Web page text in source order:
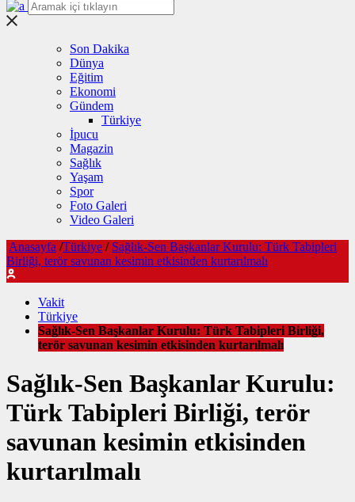
Son Dakika
Dünya
Eğitim
Ekonomi
Gündem
Türkiye
İpucu
Magazin
Sağlık
Yaşam
Spor
Foto Galeri
Video Galeri
Anasayfa /Türkiye / Sağlık-Sen Başkanlar Kurulu: Türk Tabipleri
Birliği, terör savunan kesimin etkisinden kurtarılmalı
Vakit
Türkiye
Sağlık-Sen Başkanlar Kurulu: Türk Tabipleri Birliği,
terör savunan kesimin etkisinden kurtarılmalı
Sağlık-Sen Başkanlar Kurulu:
Türk Tabipleri Birliği, terör
savunan kesimin etkisinden
kurtarılmalı